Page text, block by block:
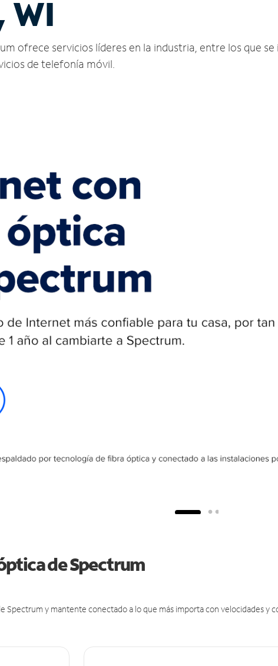
WI
ofrece servicios líderes en la industria, entre los que
de telefonía móvil.
de Spectrum
Spectrum y mantente conectado a lo que más importa con velocidades y